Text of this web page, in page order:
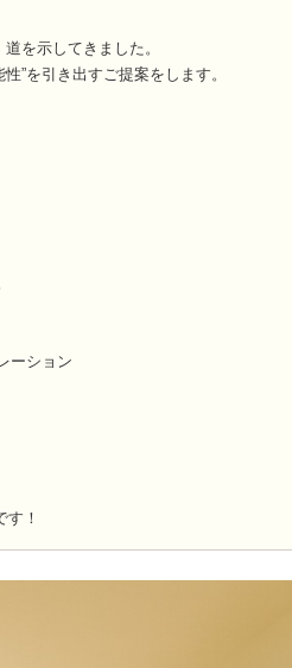
を示してきました。
”を引き出すご提案をします。
ーション
！